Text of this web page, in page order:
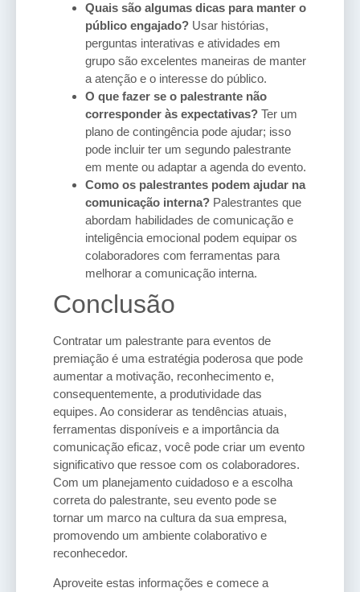
Quais são algumas dicas para manter o
público engajado? Usar histórias,
perguntas interativas e atividades em
grupo são excelentes maneiras de manter
a atenção e o interesse do público.
O que fazer se o palestrante não
corresponder às expectativas? Ter um
plano de contingência pode ajudar; isso
pode incluir ter um segundo palestrante
em mente ou adaptar a agenda do evento.
Como os palestrantes podem ajudar na
comunicação interna? Palestrantes que
abordam habilidades de comunicação e
inteligência emocional podem equipar os
colaboradores com ferramentas para
melhorar a comunicação interna.
Conclusão
Contratar um palestrante para eventos de
premiação é uma estratégia poderosa que pode
aumentar a motivação, reconhecimento e,
consequentemente, a produtividade das
equipes. Ao considerar as tendências atuais,
ferramentas disponíveis e a importância da
comunicação eficaz, você pode criar um evento
significativo que ressoe com os colaboradores.
Com um planejamento cuidadoso e a escolha
correta do palestrante, seu evento pode se
tornar um marco na cultura da sua empresa,
promovendo um ambiente colaborativo e
reconhecedor.
Aproveite estas informações e comece a